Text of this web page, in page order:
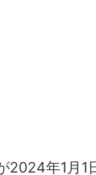
年1月1